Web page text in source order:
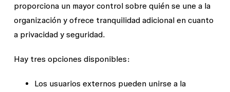
proporciona un mayor control sobre quién se une a la
organización y ofrece tranquilidad adicional en cuanto
a privacidad y seguridad.
Hay tres opciones disponibles:
Los usuarios externos pueden unirse a la